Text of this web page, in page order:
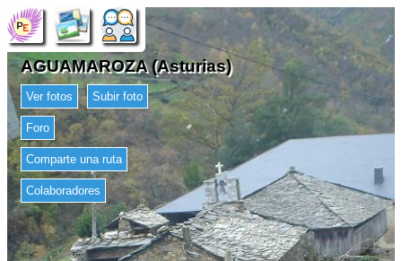
AGUAMAROZA (Asturias)
Ver fotos Subir foto
Foro
Comparte una ruta
Colaboradores